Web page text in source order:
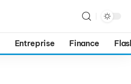
Entreprise Finance